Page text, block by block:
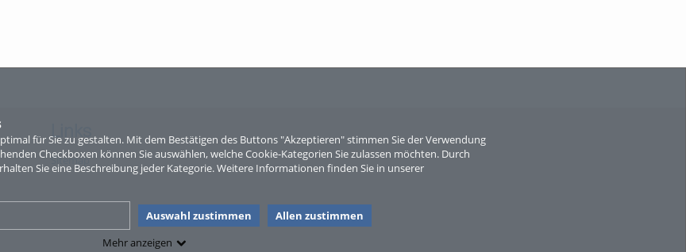
für Sie zu gestalten. Mit dem Bestätigen des Buttons "Akzeptieren" stimmen Sie der Verwendung
Checkboxen können Sie auswählen, welche Cookie-Kategorien Sie zulassen möchten. Durch
Sie eine Beschreibung jeder Kategorie. Weitere Informationen finden Sie in unserer
Auswahl zustimmen
Allen zustimmen
Mehr anzeigen
Sperber
Links
Sitemap